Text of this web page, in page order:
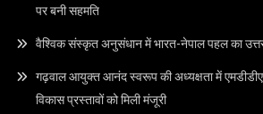
पर बनी सहमति
वैश्विक संस्कृत अनुसंधान में भारत-नेपाल पहल का
गढ़वाल आयुक्त आनंद स्वरूप की अध्यक्षता में एमडीडीए
विकास प्रस्तावों को मिली मंजूरी